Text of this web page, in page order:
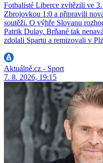
Fotbalisté Liberce zvítězili ve
Zbrojovkou 1:0 a připravili
soutěži. O výhře Slovanu
Patrik Dulay. Brňané tak
zdolali Spartu a remizovali v
Aktuálně.cz - Sport
7. 8. 2026, 19:15